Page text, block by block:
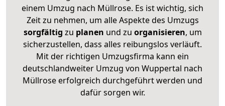
einem Umzug nach Müllrose. Es ist wichtig, sich
Zeit zu nehmen, um alle Aspekte des Umzugs
sorgfältig zu planen und zu organisieren, um
sicherzustellen, dass alles reibungslos verläuft.
Mit der richtigen Umzugsfirma kann ein
deutschlandweiter Umzug von Wuppertal nach
Müllrose erfolgreich durchgeführt werden und
dafür sorgen wir.